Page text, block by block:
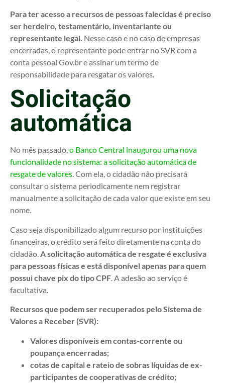
Para ter acesso a recursos de pessoas falecidas é preciso
ser herdeiro, testamentário, inventariante ou
representante legal. Nesse caso e no caso de empresas
encerradas, o representante pode entrar no SVR com a
conta pessoal Gov.br e assinar um termo de
responsabilidade para resgatar os valores.
Solicitação
automática
No mês passado,o Banco Central inaugurou uma nova
funcionalidade no sistema: a solicitação automática de
resgate de valores. Com ela, o cidadão não precisará
consultar o sistema periodicamente nem registrar
manualmente a solicitação de cada valor que existe em seu
nome.
Caso seja disponibilizado algum recurso por instituições
financeiras, o crédito será feito diretamente na conta do
cidadão. A solicitação automática de resgate é exclusiva
para pessoas físicas e está disponível apenas para quem
possui chave pix do tipo CPF . A adesão ao serviço é
facultativa.
Recursos que podem ser recuperados pelo Sistema de
Valores a Receber (SVR):
Valores disponíveis em contas-corrente ou
poupança encerradas;
cotas de capital e rateio de sobras líquidas de ex-
participantes de cooperativas de crédito;